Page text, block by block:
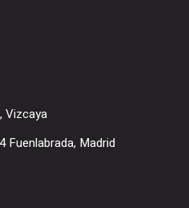
Vizcaya
Fuenlabrada, Madrid